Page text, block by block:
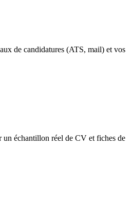
de candidatures (ATS, mail) et vos
un échantillon réel de CV et fiches de